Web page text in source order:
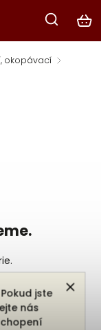
jste
nás
okopávací /